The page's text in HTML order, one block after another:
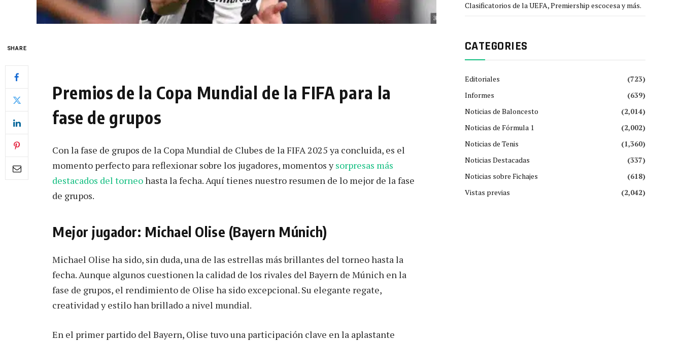
SHARE
Premios de la Copa Mundial de la FIFA para la
fase de grupos
Con la fase de grupos de la Copa Mundial de Clubes de la FIFA 2025 ya concluida, es el
momento perfecto para reflexionar sobre los jugadores, momentos ysorpresas más
destacados del torneohasta la fecha. Aquí tienes nuestro resumen de lo mejor de la fase
de grupos.
Mejor jugador: Michael Olise (Bayern Múnich)
Michael Olise ha sido, sin duda, una de las estrellas más brillantes del torneo hasta la
fecha. Aunque algunos cuestionen la calidad de los rivales del Bayern de Múnich en la
fase de grupos, el rendimiento de Olise ha sido excepcional. Su elegante regate,
creatividad y estilo han brillado a nivel mundial.
En el primer partido del Bayern, Olise tuvo una participación clave en la aplastante
Clasificatorios de la UEFA, Premiership escocesa y más.
CATEGORIES
Editoriales
(723)
Informes
(639)
Noticias de Baloncesto
(2,014)
Noticias de Fórmula 1
(2,002)
Noticias de Tenis
(1,360)
Noticias Destacadas
(337)
Noticias sobre Fichajes
(618)
Vistas previas
(2,042)